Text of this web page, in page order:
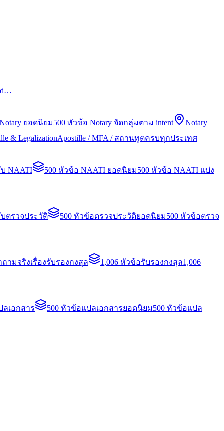
ยอดนิยม500 หัวข้อ Notary จัดกลุ่มตาม intent
Notary
& LegalizationApostille / MFA / สถานทูตครบทุกประเทศ
NAATI 500 หัวข้อ NAATI ยอดนิยม500 หัวข้อ NAATI แบ่ง
บตรวจประวัติ 500 หัวข้อตรวจประวัติยอดนิยม500 หัวข้อตรวจ
ถามจริงเรื่องรับรองกงสุล 1,006 หัวข้อรับรองกงสุล1,006
ลเอกสาร 500 หัวข้อแปลเอกสารยอดนิยม500 หัวข้อแปล